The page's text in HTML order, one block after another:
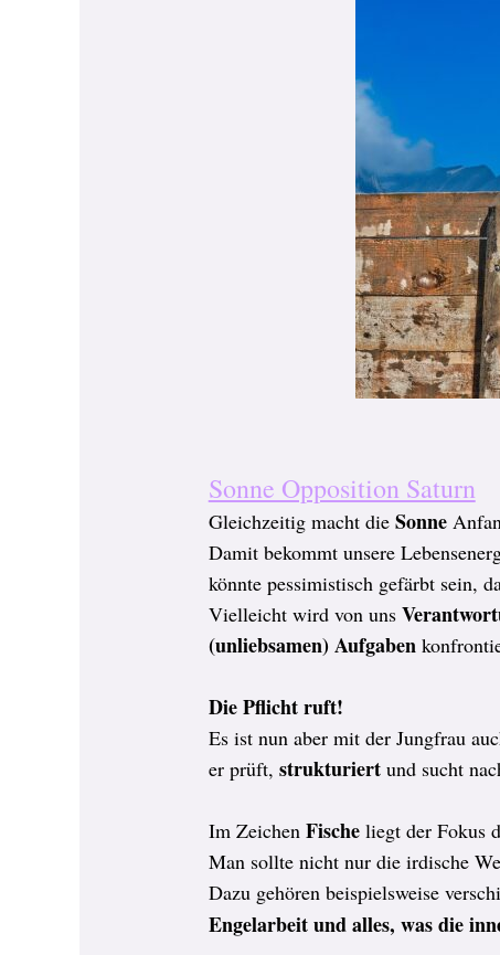
Sonne Opposition Saturn
Gleichzeitig macht dieSonne
Damit bekommt unsere
könnte pessimistisch gefärbt sein,
Vielleicht wird von uns
(unliebsamen) Aufgaben
Die Pflicht ruft!
Es ist nun aber mit der Jungfrau
er prüft, strukturiertund sucht
Im Zeichen Fischeliegt der Fokus
Man sollte nicht nur die irdische
Dazu gehören beispielsweise
Engelarbeit und alles, was die